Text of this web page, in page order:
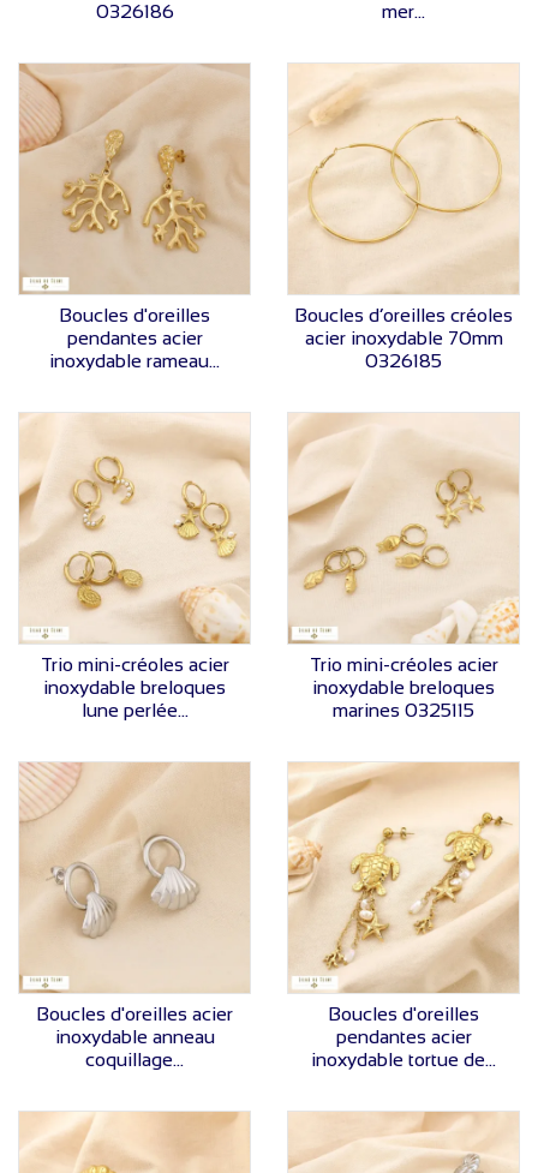
0326186
mer...
VOIR LE PRIX
Boucles d'oreilles
pendantes acier
inoxydable rameau...
VOIR LE PRIX
Boucles d’oreilles créoles
acier inoxydable 70mm
0326185
VOIR LE PRIX
Trio mini-créoles acier
inoxydable breloques
lune perlée...
VOIR LE PRIX
Trio mini-créoles acier
inoxydable breloques
marines 0325115
VOIR LE PRIX
Boucles d'oreilles acier
inoxydable anneau
coquillage...
VOIR LE PRIX
Boucles d'oreilles
pendantes acier
inoxydable tortue de...